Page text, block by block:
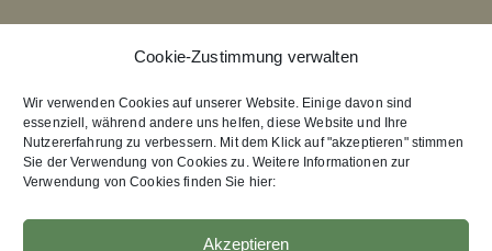
Cookie-Zustimmung verwalten
Wir verwenden Cookies auf unserer Website. Einige davon sind
essenziell, während andere uns helfen, diese Website und Ihre
Nutzererfahrung zu verbessern. Mit dem Klick auf "akzeptieren" stimmen
Sie der Verwendung von Cookies zu. Weitere Informationen zur
Verwendung von Cookies finden Sie hier:
Akzeptieren
Links zu unseren Partnerverlagen
Edition Bärenklau